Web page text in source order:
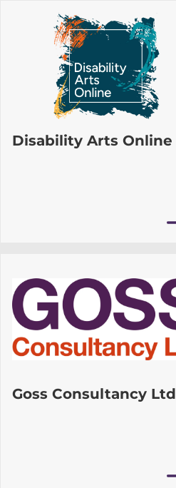
Disability Arts Online
Goss Consultancy Ltd